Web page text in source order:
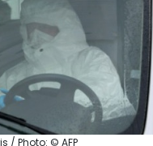
/ Photo: © AFP